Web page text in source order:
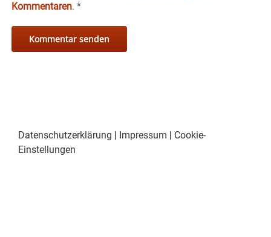
Kommentaren. *
Datenschutzerklärung Impressum
Cookie-
Einstellungen